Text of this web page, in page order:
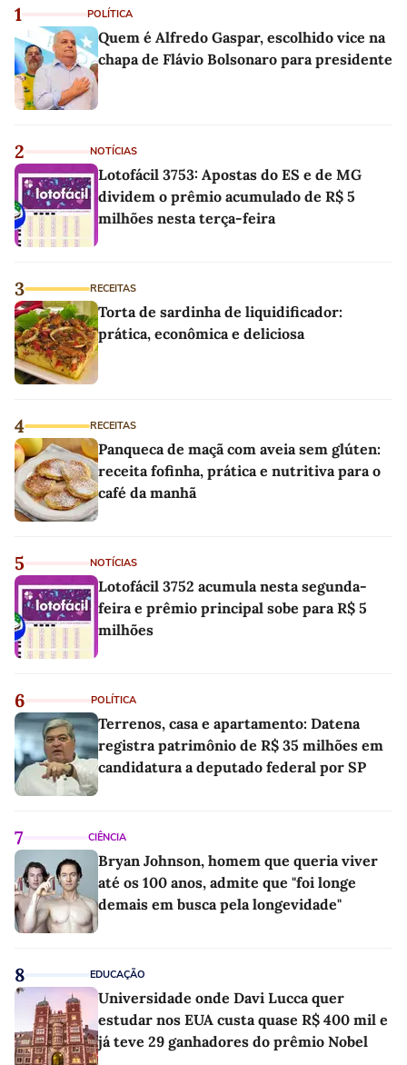
1 POLÍTICA
Quem é Alfredo Gaspar, escolhido vice na
chapa de Flávio Bolsonaro para presidente
2 NOTÍCIAS
Lotofácil 3753: Apostas do ES e de MG
dividem o prêmio acumulado de R$ 5
milhões nesta terça-feira
3 RECEITAS
Torta de sardinha de liquidificador:
prática, econômica e deliciosa
4 RECEITAS
Panqueca de maçã com aveia sem glúten:
receita fofinha, prática e nutritiva para o
café da manhã
5 NOTÍCIAS
Lotofácil 3752 acumula nesta segunda-
feira e prêmio principal sobe para R$ 5
milhões
6 POLÍTICA
Terrenos, casa e apartamento: Datena
registra patrimônio de R$ 35 milhões em
candidatura a deputado federal por SP
7 CIÊNCIA
Bryan Johnson, homem que queria viver
até os 100 anos, admite que "foi longe
demais em busca pela longevidade"
8 EDUCAÇÃO
Universidade onde Davi Lucca quer
estudar nos EUA custa quase R$ 400 mil e
já teve 29 ganhadores do prêmio Nobel